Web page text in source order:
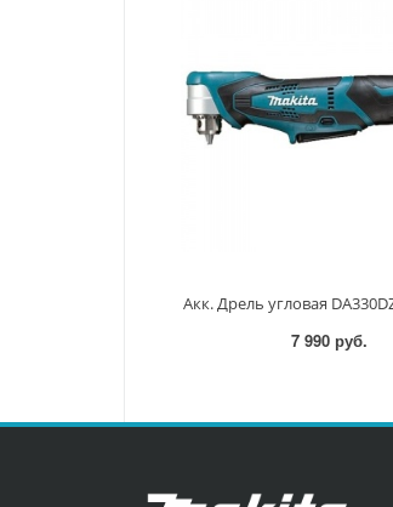
Акк. Дрель угловая
7 990 руб.